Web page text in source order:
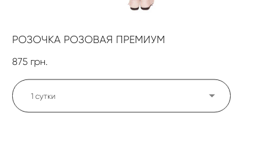
РОЗОЧКА РОЗОВАЯ ПРЕМИУМ
875 грн.
1 сутки